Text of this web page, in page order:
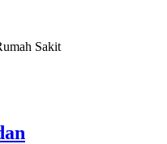
Sakit